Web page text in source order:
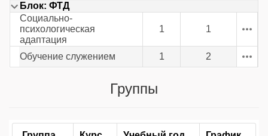
Блок: ФТД
Социально-
психологическая
адаптация
1 1
Обучение служением 1 2
Группы